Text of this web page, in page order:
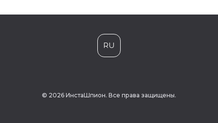
RU
© 2026 ИнстаШпион. Все права защищены.